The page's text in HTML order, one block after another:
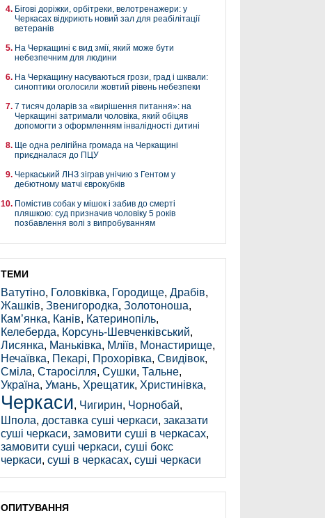
Бігові доріжки, орбітреки, велотренажери: у
Черкасах відкриють новий зал для реабілітації
ветеранів
На Черкащині є вид змії, який може бути
небезпечним для людини
На Черкащину насуваються грози, град і шквали:
синоптики оголосили жовтий рівень небезпеки
7 тисяч доларів за «вирішення питання»: на
Черкащині затримали чоловіка, який обіцяв
допомогти з оформленням інвалідності дитині
Ще одна релігійна громада на Черкащині
приєдналася до ПЦУ
Черкаський ЛНЗ зіграв унічию з Гентом у
дебютному матчі єврокубків
Помістив собак у мішок і забив до смерті
пляшкою: суд призначив чоловіку 5 років
позбавлення волі з випробуванням
ТЕМИ
Ватутіно, Головківка, Городище, Драбів,
Жашків, Звенигородка, Золотоноша,
Кам’янка, Канів, Катеринопіль,
Келеберда, Корсунь-Шевченківський,
Лисянка, Маньківка, Мліїв, Монастирище,
Нечаївка, Пекарі, Прохорівка, Свидівок,
Сміла, Старосілля, Сушки, Тальне,
Україна, Умань, Хрещатик, Христинівка,
Черкаси, Чигирин, Чорнобай,
Шпола, доставка суші черкаси, заказати
суші черкаси, замовити суші в черкасах,
замовити суші черкаси, суші бокс
черкаси, суші в черкасах, суші черкаси
ОПИТУВАННЯ